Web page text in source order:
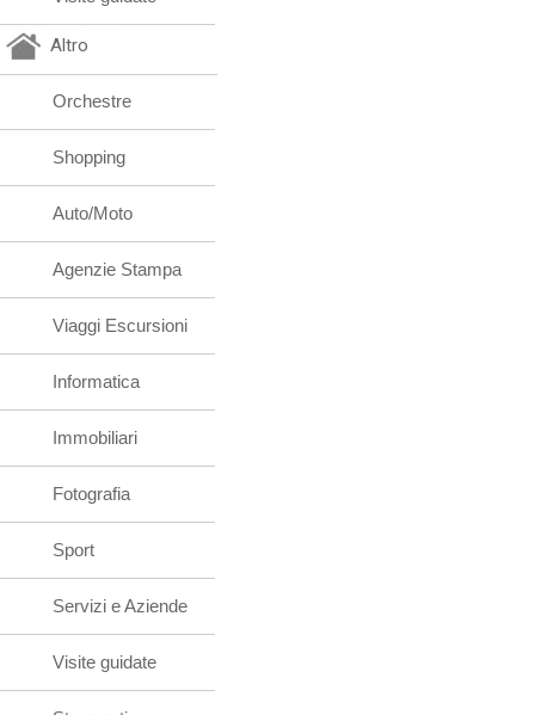
Altro
Orchestre
Shopping
Auto/Moto
Agenzie Stampa
Viaggi Escursioni
Informatica
Immobiliari
Fotografia
Sport
Servizi e Aziende
Visite guidate